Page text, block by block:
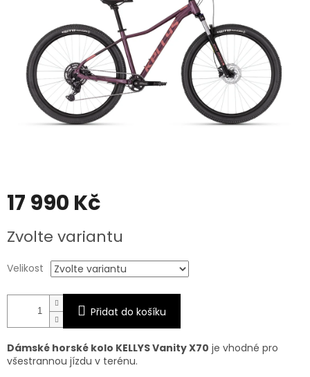
17 990 Kč
cena:
Zvolte variantu
Velikost
Přidat do košíku
Dámské horské kolo KELLYS Vanity X70 je vhodné pro
všestrannou jízdu v terénu.